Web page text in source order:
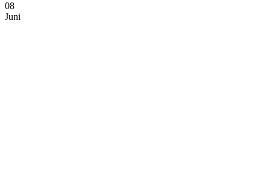
08
Juni